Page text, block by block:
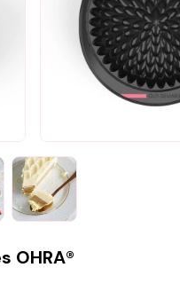
OHRA®